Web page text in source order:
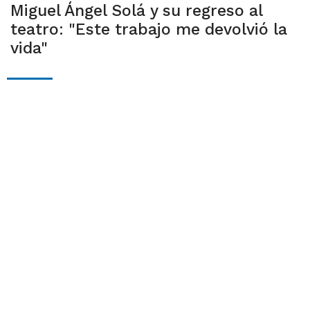
Miguel Ángel Solá y su regreso al
teatro: "Este trabajo me devolvió la
vida"